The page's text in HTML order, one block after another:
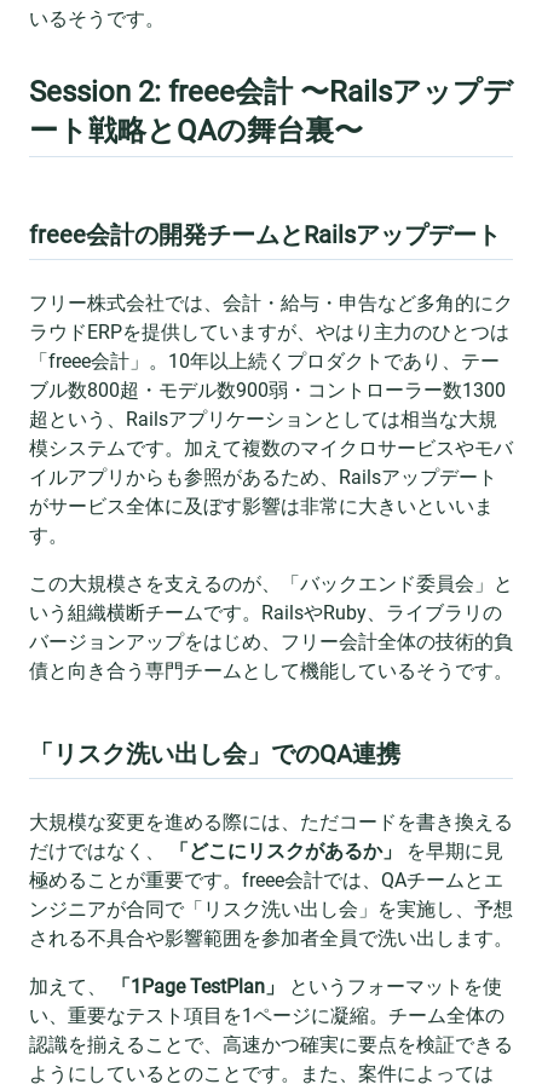
いるそうです。
Session 2: freee会計 〜Railsアップデ
ート戦略とQAの舞台裏〜
freee会計の開発チームとRailsアップデート
フリー株式会社では、会計・給与・申告など多角的にク
ラウドERPを提供していますが、やはり主力のひとつは
「freee会計」。10年以上続くプロダクトであり、テー
ブル数800超・モデル数900弱・コントローラー数1300
超という、Railsアプリケーションとしては相当な大規
模システムです。加えて複数のマイクロサービスやモバ
イルアプリからも参照があるため、Railsアップデート
がサービス全体に及ぼす影響は非常に大きいといいま
す。
この大規模さを支えるのが、「バックエンド委員会」と
いう組織横断チームです。RailsやRuby、ライブラリの
バージョンアップをはじめ、フリー会計全体の技術的負
債と向き合う専門チームとして機能しているそうです。
「リスク洗い出し会」でのQA連携
大規模な変更を進める際には、ただコードを書き換える
だけではなく、
「どこにリスクがあるか」
を早期に見
極めることが重要です。freee会計では、QAチームとエ
ンジニアが合同で「リスク洗い出し会」を実施し、予想
される不具合や影響範囲を参加者全員で洗い出します。
加えて、 「1Page TestPlan」
というフォーマットを使
い、重要なテスト項目を1ページに凝縮。チーム全体の
認識を揃えることで、高速かつ確実に要点を検証できる
ようにしているとのことです。また、案件によっては